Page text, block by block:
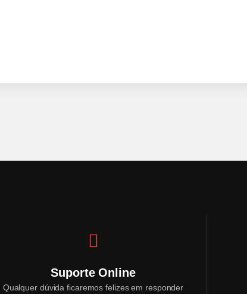
Suporte Online
Qualquer dúvida ficaremos felizes em responder